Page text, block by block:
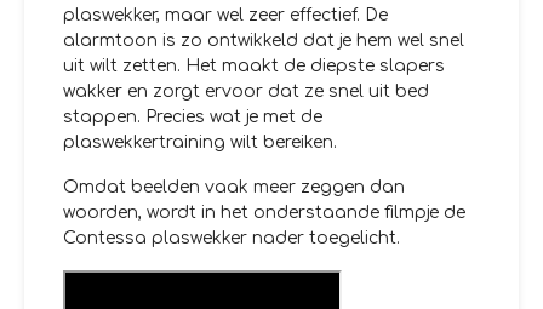
plaswekker, maar wel zeer effectief. De
alarmtoon is zo ontwikkeld dat je hem wel snel
uit wilt zetten. Het maakt de diepste slapers
wakker en zorgt ervoor dat ze snel uit bed
stappen. Precies wat je met de
plaswekkertraining wilt bereiken.
Omdat beelden vaak meer zeggen dan
woorden, wordt in het onderstaande filmpje de
Contessa plaswekker nader toegelicht.